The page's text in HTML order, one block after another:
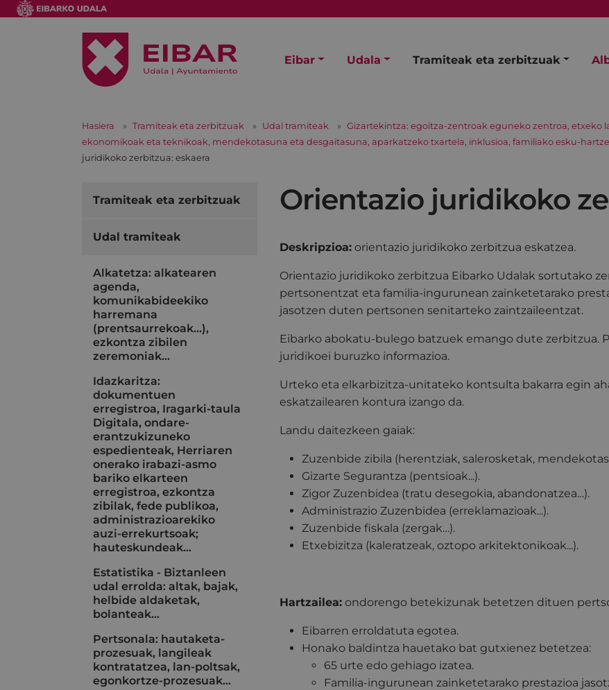
Eibar Udala Tramiteak eta zerbitzuak
Hasiera Tramiteak eta zerbitzuak Udal tramiteak
Gizartekintza: egoitza-zentroak eguneko zentroa,
ekonomikoak eta teknikoak, mendekotasuna eta desgaitasuna, aparkatzeko txartela, inklusioa, familiako esku-
juridikoko zerbitzua: eskaera
Orientazio juridikoko
Deskripzioa: orientazio juridikoko zerbitzua eskatzea.
Orientazio juridikoko zerbitzua Eibarko Udalak sortutako
pertsonentzat eta familia-ingurunean zainketetarako
jasotzen duten pertsonen senitarteko zaintzaileentzat.
Eibarko abokatu-bulego batzuek emango dute zerbitzua.
juridikoei buruzko informazioa.
Urteko eta elkarbizitza-unitateko kontsulta bakarra egin
eskatzailearen kontura izango da.
Landu daitezkeen gaiak:
Zuzenbide zibila (herentziak, salerosketak,
Gizarte Segurantza (pentsioak...).
Zigor Zuzenbidea (tratu desegokia, abandonatzea…).
Administrazio Zuzenbidea (erreklamazioak...).
Zuzenbide fiskala (zergak…).
Etxebizitza (kaleratzeak, oztopo arkitektonikoak...).
Hartzailea: ondorengo betekizunak betetzen dituen
Eibarren erroldatuta egotea.
Honako baldintza hauetako bat gutxienez betetzea:
65 urte edo gehiago izatea.
Familia-ingurunean zainketetarako prestazioa
Tramiteak eta zerbitzuak
Udal tramiteak
Alkatetza: alkatearen
agenda,
komunikabideekiko
harremana
(prentsaurrekoak...),
ezkontza zibilen
zeremoniak…
Idazkaritza:
dokumentuen
erregistroa, Iragarki-taula
Digitala, ondare-
erantzukizuneko
espedienteak, Herriaren
onerako irabazi-asmo
bariko elkarteen
erregistroa, ezkontza
zibilak, fede publikoa,
administrazioarekiko
auzi-errekurtsoak;
hauteskundeak…
Estatistika - Biztanleen
udal errolda: altak, bajak,
helbide aldaketak,
bolanteak...
Pertsonala: hautaketa-
prozesuak, langileak
kontratatzea, lan-poltsak,
egonkortze-prozesuak...